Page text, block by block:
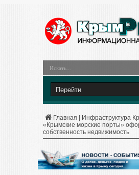
Главная Инфраструктура
«Крымские морские порты»
собственность недвижимость